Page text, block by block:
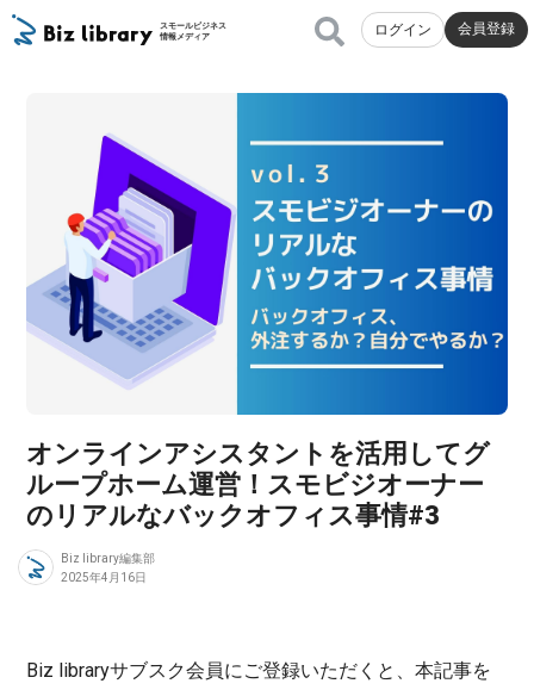
スモールビジネス
情報メディア
ログイン 会員登録
オンラインアシスタントを活用してグ
ループホーム運営！スモビジオーナー
のリアルなバックオフィス事情#3
Biz library編集部
2025年4月16日
Biz libraryサブスク会員にご登録いただくと、本記事を